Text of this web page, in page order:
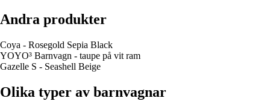
Andra produkter
Coya - Rosegold Sepia Black
YOYO³ Barnvagn - taupe på vit ram
Gazelle S - Seashell Beige
Olika typer av barnvagnar